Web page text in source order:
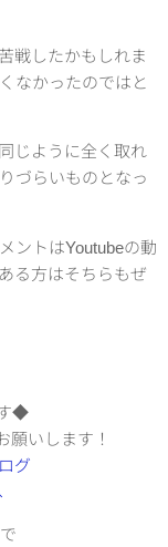
戦したかもしれま
なかったのではと
じように全く取れ
づらいものとなっ
ントはYoutubeの動
る方はそちらもぜ
◆
願いします！